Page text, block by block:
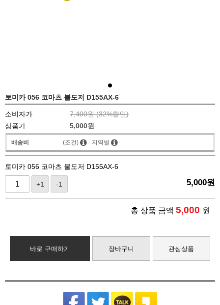
토미카 056 코마츠 불도저 D155AX-6
소비자가 7,400원 (32%할인)
상품가
5,000원
배송비 (조건) 지역별
토미카 056 코마츠 불도저 D155AX-6
+1 -1 5,000원
총 상품 금액 5,000 원
바로 구매하기 장바구니 관심상품